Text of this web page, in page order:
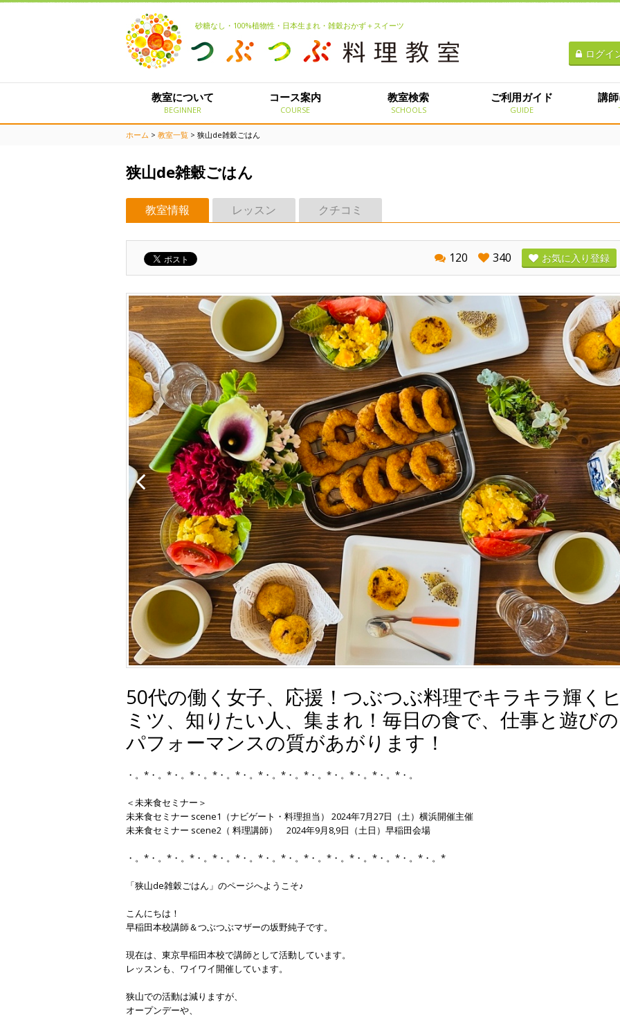
砂糖なし・100%植物性・日本生まれ・雑穀おかず＋スイーツ
ログイ
教室について
BEGINNER
コース案内
COURSE
教室検索
SCHOOLS
ご利用ガイド
GUIDE
講
ホーム > 教室一覧 > 狭山de雑穀ごはん
狭山de雑穀ごはん
教室情報 レッスン クチコミ
120 340 お気に入り登録
50代の働く女子、応援！つぶつぶ料理でキラキラ輝く
ミツ、知りたい人、集まれ！毎日の食で、仕事と遊びの
パフォーマンスの質があがります！
・。*・。*・。*・。*・。*・。*・。*・。*・。*・。*・。*・。*・。
＜未来食セミナー＞
未来食セミナー scene1（ナビゲート・料理担当） 2024年7月27日（土）横浜開催主催
未来食セミナー scene2（ 料理講師） 2024年9月8,9日（土日）早稲田会場
・。*・。*・。*・。*・。*・。*・。*・。*・。*・。*・。*・。*・。*・。*
「狭山de雑穀ごはん」のページへようこそ♪
こんにちは！
早稲田本校講師＆つぶつぶマザーの坂野純子です。
現在は、東京早稲田本校で講師として活動しています。
レッスンも、ワイワイ開催しています。
狭山での活動は減りますが、
オープンデーや、